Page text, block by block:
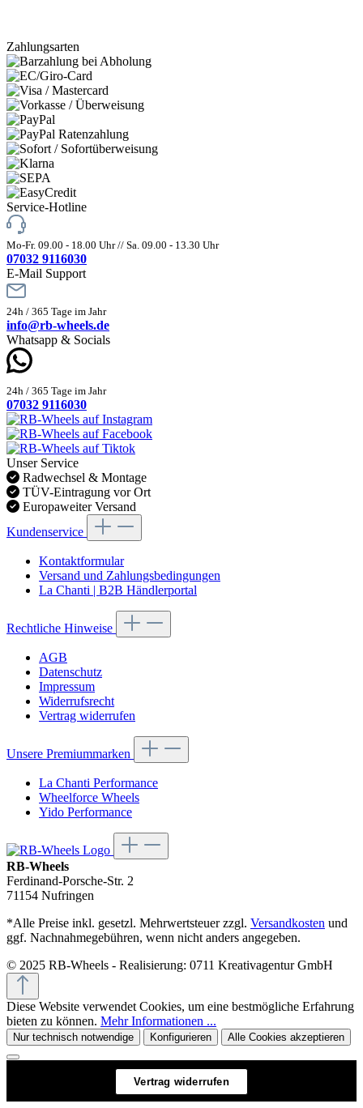
Zahlungsarten
Service-Hotline
Mo-Fr. 09.00 - 18.00 Uhr // Sa. 09.00 - 13.30 Uhr
07032 9116030
E-Mail Support
24h / 365 Tage im Jahr
info@rb-wheels.de
Whatsapp & Socials
24h / 365 Tage im Jahr
07032 9116030
Unser Service
Radwechsel & Montage
TÜV-Eintragung vor Ort
Europaweiter Versand
Kundenservice
Kontaktformular
Versand und Zahlungsbedingungen
La Chanti | B2B Händlerportal
Rechtliche Hinweise
AGB
Datenschutz
Impressum
Widerrufsrecht
Vertrag widerrufen
Unsere Premiummarken
La Chanti Performance
Wheelforce Wheels
Yido Performance
RB-Wheels
Ferdinand-Porsche-Str. 2
71154 Nufringen
*Alle Preise inkl. gesetzl. Mehrwertsteuer zzgl. Versandkosten und
ggf. Nachnahmegebühren, wenn nicht anders angegeben.
© 2025 RB-Wheels - Realisierung: 0711 Kreativagentur GmbH
Diese Website verwendet Cookies, um eine bestmögliche Erfahrung
bieten zu können. Mehr Informationen ...
Nur technisch notwendige Konfigurieren Alle Cookies akzeptieren
Vertrag widerrufen